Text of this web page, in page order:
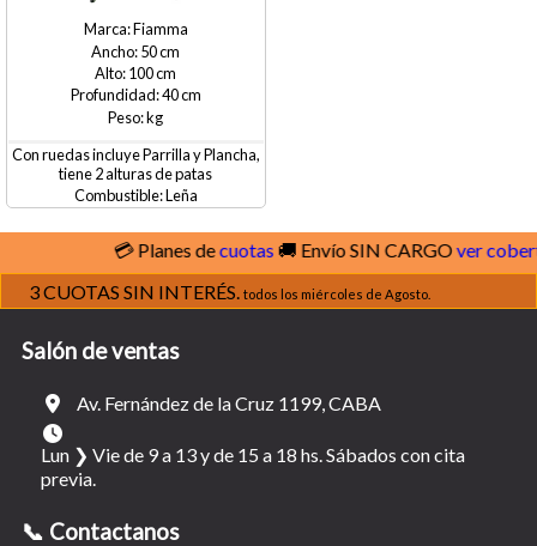
Fiamma
50
100
40
Con ruedas incluye Parrilla y Plancha,
tiene 2 alturas de patas
Leña
💳 Planes decuotas🚚 Envío SIN CARGOver cobertura
3 CUOTAS SIN INTERÉS. todos los miércoles de Agosto.
Salón de ventas
Av. Fernández de la Cruz 1199, CABA
Lun ❯ Vie de 9 a 13 y de 15 a 18 hs. Sábados con cita
previa.
📞 Contactanos